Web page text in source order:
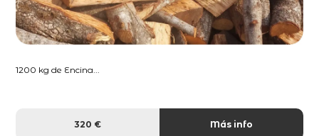
1200 kg de Encina...
320 € Más info